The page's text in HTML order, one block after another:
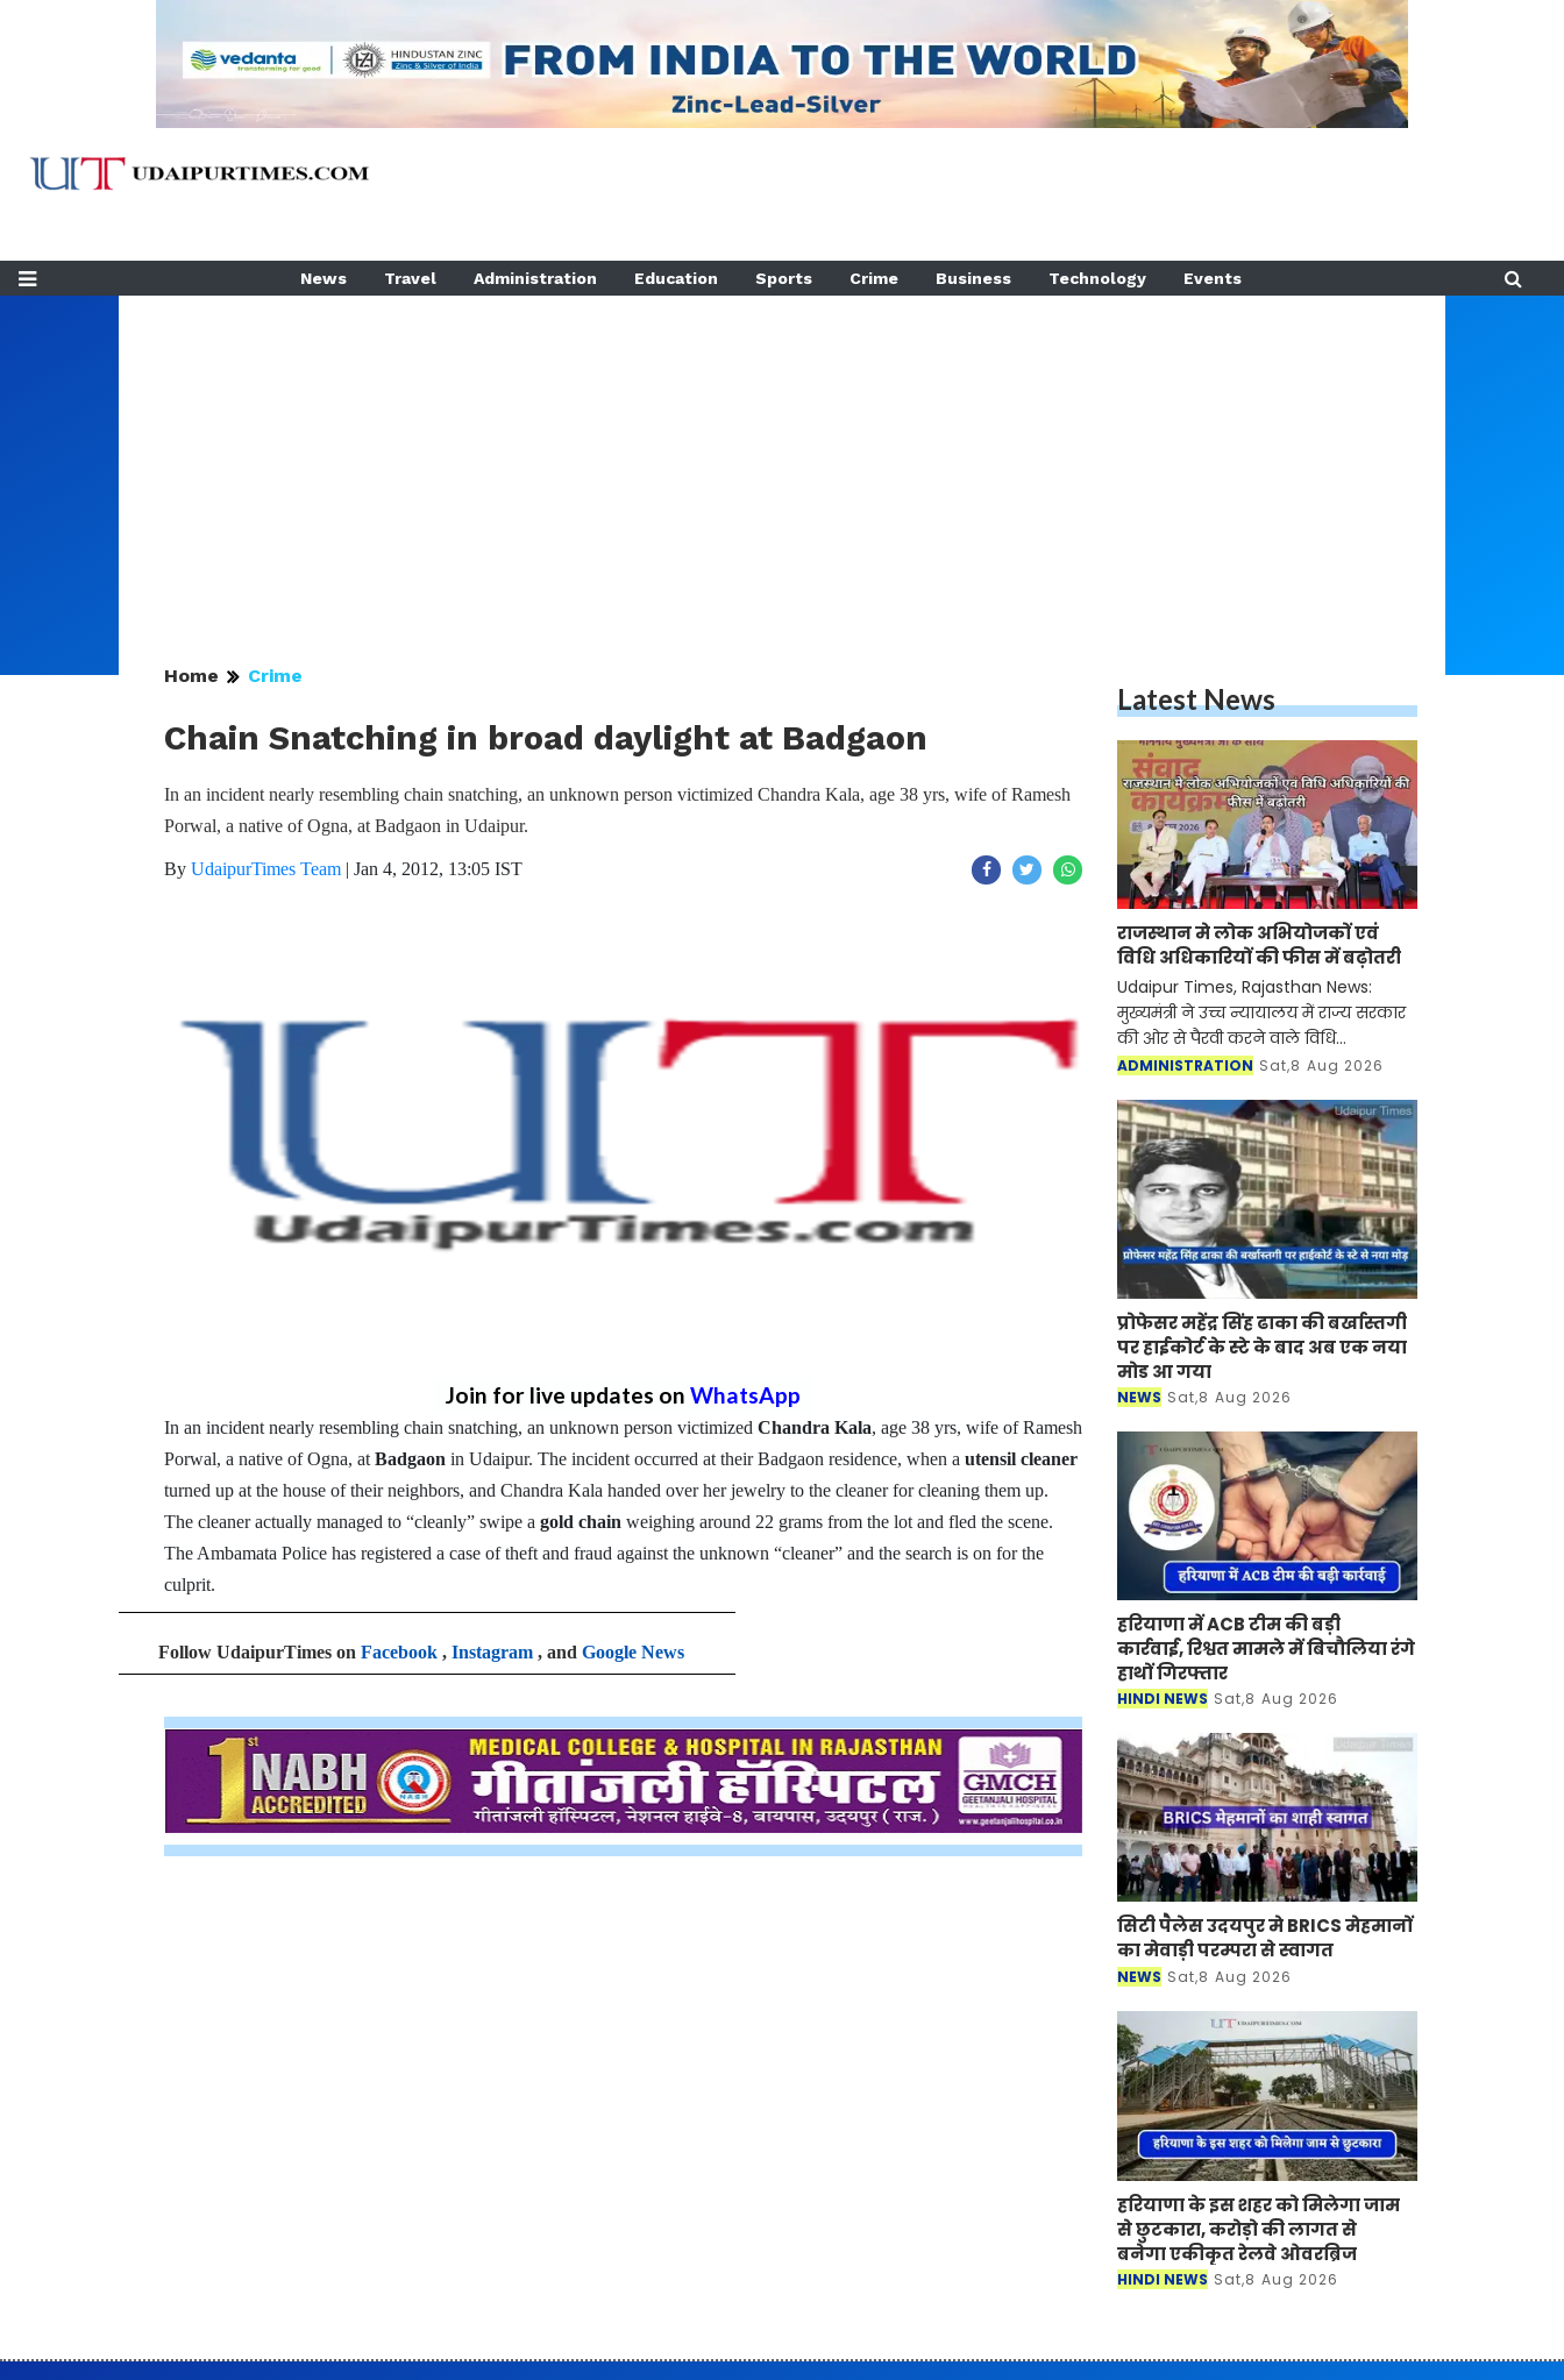
News Travel Administration Education Sports Crime Business Technology Events
Home Crime
Chain Snatching in broad daylight at Badgaon
In an incident nearly resembling chain snatching, an unknown person victimized Chandra Kala, age 38 yrs, wife of Ramesh
Porwal, a native of Ogna, at Badgaon in Udaipur.
By UdaipurTimes Team | Jan 4, 2012, 13:05 IST
Join for live updates on WhatsApp
In an incident nearly resembling chain snatching, an unknown person victimized Chandra Kala, age 38 yrs, wife of Ramesh
Porwal, a native of Ogna, at Badgaon in Udaipur. The incident occurred at their Badgaon residence, when a utensil cleaner
turned up at the house of their neighbors, and Chandra Kala handed over her jewelry to the cleaner for cleaning them up.
The cleaner actually managed to “cleanly” swipe a gold chain weighing around 22 grams from the lot and fled the scene.
The Ambamata Police has registered a case of theft and fraud against the unknown “cleaner” and the search is on for the
culprit.
Follow UdaipurTimes on Facebook , Instagram , and Google News
Latest News
राजस्थान मे लोक अभियोजकों एवं
विधि अधिकारियों की फीस में बढ़ोतरी
Udaipur Times, Rajasthan News:
मुख्यमंत्री ने उच्च न्यायालय में राज्य सरकार
की ओर से पैरवी करने वाले विधि
अधिकारियों की रिटेनरशिप और एपीयरेंस
ही उनकी ड्राफ्टिंग ए
ADMINISTRATION Sat,8 Aug 2026
प्रोफेसर महेंद्र सिंह ढाका की बर्खास्तगी
पर हाईकोर्ट के स्टे के बाद अब एक नया
मोड आ गया
NEWS Sat,8 Aug 2026
हरियाणा में ACB टीम की बड़ी
कार्रवाई, रिश्वत मामले में बिचौलिया रंगे
हाथों गिरफ्तार
HINDI NEWS Sat,8 Aug 2026
सिटी पैलेस उदयपुर मे BRICS मेहमानों
का मेवाड़ी परम्परा से स्वागत
NEWS Sat,8 Aug 2026
हरियाणा के इस शहर को मिलेगा जाम
से छुटकारा, करोड़ो की लागत से
बनेगा एकीकृत रेलवे ओवरब्रिज
HINDI NEWS Sat,8 Aug 2026